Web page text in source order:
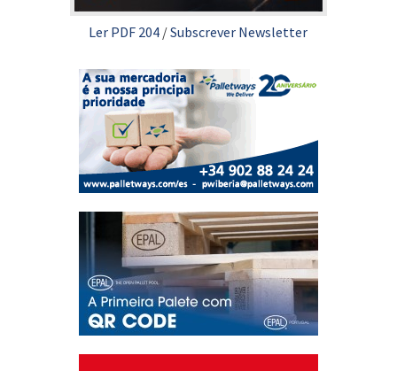
Ler PDF 204 /Subscrever Newsletter